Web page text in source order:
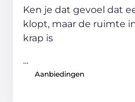
Ken je dat gevoel dat
klopt, maar de ruimte
krap is
...
Aanbiedingen